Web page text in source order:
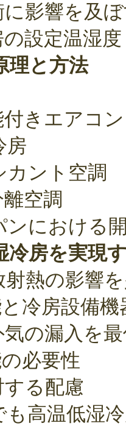
影響を及
設定温湿度
と方法
きエアコン
房
カント空調
空調
ンにおける
房を実現
射熱の影響
冷房設備機
の漏入を
必要性
する配慮
高温低湿